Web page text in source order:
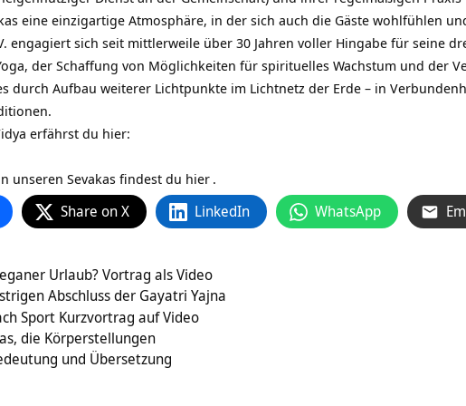
eine einzigartige Atmosphäre, in der sich auch die Gäste wohlfühlen
engagiert sich seit mittlerweile über 30 Jahren voller Hingabe für seine
der Schaffung von Möglichkeiten für spirituelles Wachstum und der
durch Aufbau weiterer Lichtpunkte im Lichtnetz der Erde – in
erfährst du hier:
unseren Sevakas findest du hier .
Share on X LinkedIn WhatsApp
Urlaub? Vortrag als Video
Abschluss der Gayatri Yajna
Sport Kurzvortrag auf Video
die Körperstellungen
und Übersetzung